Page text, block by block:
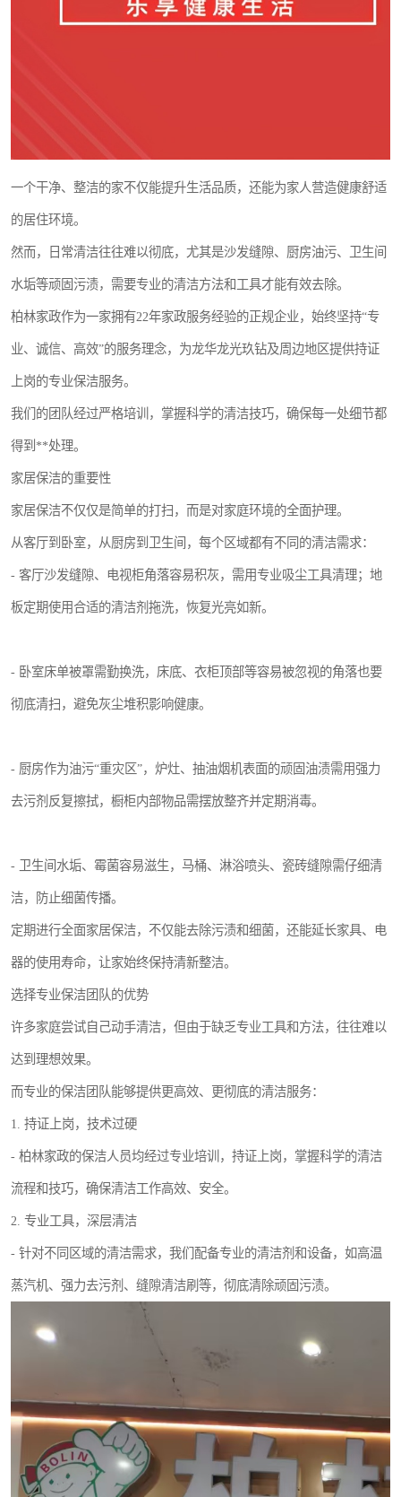
一个干净、整洁的家不仅能提升生活品质，还能为家人营造健康舒适
的居住环境。
然而，日常清洁往往难以彻底，尤其是沙发缝隙、厨房油污、卫生间
水垢等顽固污渍，需要专业的清洁方法和工具才能有效去除。
柏林家政作为一家拥有22年家政服务经验的正规企业，始终坚持“专
业、诚信、高效”的服务理念，为龙华龙光玖钻及周边地区提供持证
上岗的专业保洁服务。
我们的团队经过严格培训，掌握科学的清洁技巧，确保每一处细节都
得到**处理。
家居保洁的重要性
家居保洁不仅仅是简单的打扫，而是对家庭环境的全面护理。
从客厅到卧室，从厨房到卫生间，每个区域都有不同的清洁需求：
- 客厅沙发缝隙、电视柜角落容易积灰，需用专业吸尘工具清理；地
板定期使用合适的清洁剂拖洗，恢复光亮如新。
- 卧室床单被罩需勤换洗，床底、衣柜顶部等容易被忽视的角落也要
彻底清扫，避免灰尘堆积影响健康。
- 厨房作为油污“重灾区”，炉灶、抽油烟机表面的顽固油渍需用强力
去污剂反复擦拭，橱柜内部物品需摆放整齐并定期消毒。
- 卫生间水垢、霉菌容易滋生，马桶、淋浴喷头、瓷砖缝隙需仔细清
洁，防止细菌传播。
定期进行全面家居保洁，不仅能去除污渍和细菌，还能延长家具、电
器的使用寿命，让家始终保持清新整洁。
选择专业保洁团队的优势
许多家庭尝试自己动手清洁，但由于缺乏专业工具和方法，往往难以
达到理想效果。
而专业的保洁团队能够提供更高效、更彻底的清洁服务：
1. 持证上岗，技术过硬
- 柏林家政的保洁人员均经过专业培训，持证上岗，掌握科学的清洁
流程和技巧，确保清洁工作高效、安全。
2. 专业工具，深层清洁
- 针对不同区域的清洁需求，我们配备专业的清洁剂和设备，如高温
蒸汽机、强力去污剂、缝隙清洁刷等，彻底清除顽固污渍。